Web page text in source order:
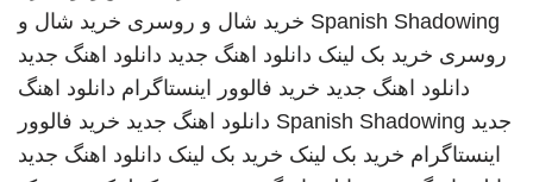
Spanish Shadowing خرید شال و روسری خرید شال و
روسری خرید بک لینک دانلود اهنگ جدید دانلود اهنگ جدید
دانلود اهنگ جدید خرید فالوور اینستاگرام دانلود اهنگ
جدید Spanish Shadowing دانلود اهنگ جدید خرید فالوور
اینستاگرام خرید بک لینک خرید بک لینک دانلود اهنگ جدید